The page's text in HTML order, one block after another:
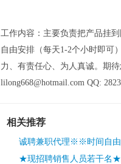
工作内容：主要负责把产品挂
自由安排（每天1-2个小时即可
力、有责任心、为人真诚。期
lilong668@hotmail.com QQ:
相关推荐
诚聘兼职代理※※时间
★现招聘销售人员若干名